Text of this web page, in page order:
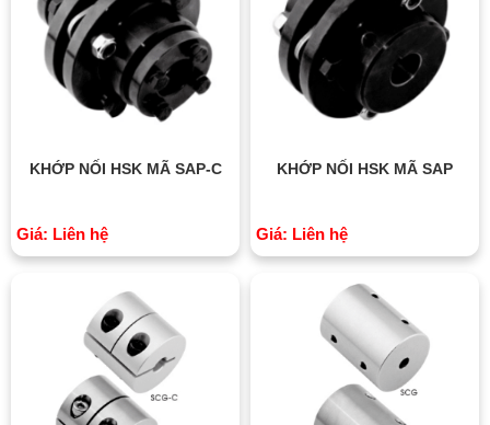
KHỚP NỐI HSK MÃ SAP-C
Giá: Liên hệ
KHỚP NỐI HSK MÃ SAP
Giá: Liên hệ